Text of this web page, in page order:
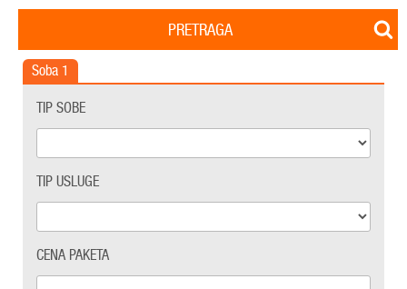
PRETRAGA
Soba 1
TIP SOBE
TIP USLUGE
CENA PAKETA